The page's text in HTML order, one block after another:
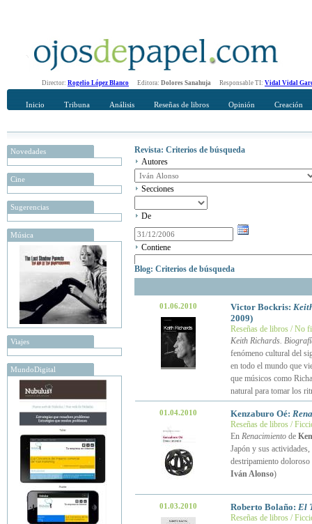
Director: Rogelio López Blanco Editora: Dolores Sanahuja Responsable TI: Vidal Vidal
Inicio Tribuna Análisis Reseñas de libros Opinión Creación
Novedades
Cine
Sugerencias
Música
Viajes
MundoDigital
Revista: Criterios de búsqueda
Autores
Secciones
De
Contiene
Blog: Criterios de búsqueda
01.06.2010 Victor Bockris:
2009)
Reseñas de libros / No
Keith Richards.
fenómeno cultural del
en todo el mundo que
que músicos como
natural para tomar los
01.04.2010 Kenzaburo Oé:
Reseñas de libros /
En Renacimientode
Japón y sus
destripamiento
Iván Alonso)
01.03.2010 Roberto Bolaño: El
Reseñas de libros /